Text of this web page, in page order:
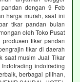
dengan 9 Feb
harga murah, saat ini
tikar pandan bulan
oleh Toko Pusat
tikar pandan
tikar di daerah
saat musim Jual Tikar
indotrading
berbagai pilihan,